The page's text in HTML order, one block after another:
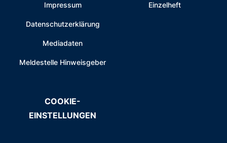
Impressum
Datenschutzerklärung
Mediadaten
Meldestelle Hinweisgeber
Einzelheft
COOKIE-
EINSTELLUNGEN